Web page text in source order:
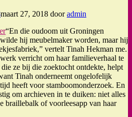
maart 27, 2018 dooradmin
“En die oudoom uit Groningen
hij meubelmaker worden, maar hij
vertelt Tinah Hekman me.
verricht om haar familieverhaal te
ze bij die zoektocht ontdekte, helpt
Tinah onderneemt ongelofelijk
heeft voor stamboomonderzoek. En
om archieven in te duiken: niet alles
braillebalk of voorleesapp van haar